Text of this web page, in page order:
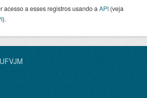
acesso a esses registros usando a API (veja
).